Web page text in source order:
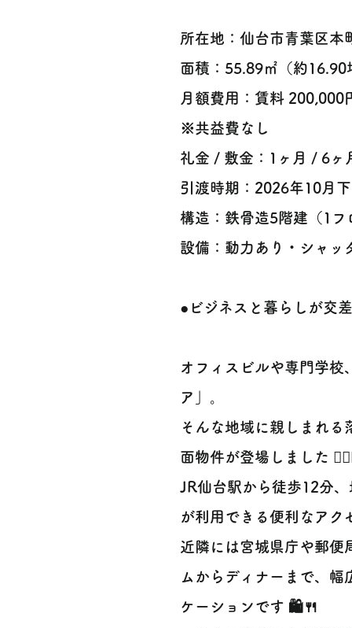
所在地：仙台市青葉区本
面積：55.89㎡（約16.90
月額費用：賃料 200,000
※共益費なし
礼金 / 敷金：1ヶ月 / 6ヶ
引渡時期：2026年10月
構造：鉄骨造5階建（1
設備：動力あり・シャッ
●ビジネスと暮らしが交
オフィスビルや専門学校
ア」。
そんな地域に親しまれ
面物件が登場しました
JR仙台駅から徒歩12分
が利用できる便利なアク
近隣には宮城県庁や郵便
ムからディナーまで、
ケーションです 🛍️🍴